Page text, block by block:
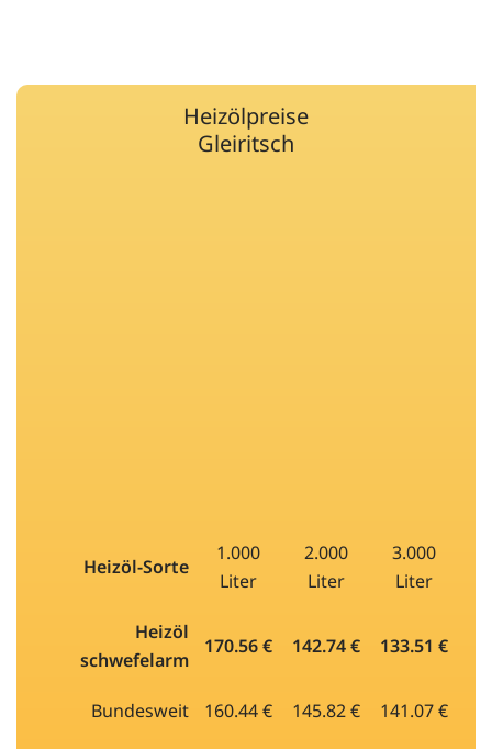
Heizölpreise
Gleiritsch
Heizöl-Sorte
1.000
Liter
2.000
Liter
3.000
Liter
Heizöl
schwefelarm
170.56 € 142.74 € 133.51 €
Bundesweit 160.44 € 145.82 € 141.07 €